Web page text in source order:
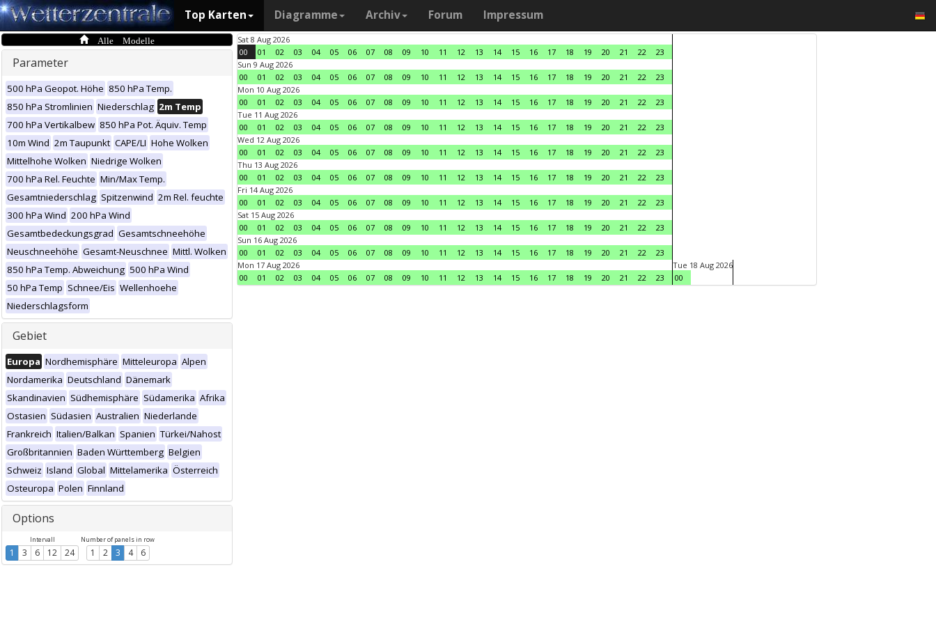
Top Karten Diagramme Archiv Forum Impressum
Alle Modelle
Parameter
500 hPa Geopot. Höhe 850 hPa Temp.
850 hPa Stromlinien Niederschlag 2m Temp
700 hPa Vertikalbew 850 hPa Pot. Äquiv. Temp
10m Wind 2m Taupunkt CAPE/LI Hohe Wolken
Mittelhohe Wolken Niedrige Wolken
700 hPa Rel. Feuchte Min/Max Temp.
Gesamtniederschlag Spitzenwind 2m Rel. feuchte
300 hPa Wind 200 hPa Wind
Gesamtbedeckungsgrad Gesamtschneehöhe
Neuschneehöhe Gesamt-Neuschnee Mittl. Wolken
850 hPa Temp. Abweichung 500 hPa Wind
50 hPa Temp Schnee/Eis Wellenhoehe
Niederschlagsform
Gebiet
Europa Nordhemisphäre Mitteleuropa Alpen
Nordamerika Deutschland Dänemark
Skandinavien Südhemisphäre Südamerika Afrika
Ostasien Südasien Australien Niederlande
Frankreich Italien/Balkan Spanien Türkei/Nahost
Großbritannien Baden Württemberg Belgien
Schweiz Island Global Mittelamerika Österreich
Osteuropa Polen Finnland
Options
Intervall
1 3 6 12 24
Number of panels in row
1 2 3 4 6
Sat 8 Aug 2026
00
01 02 03 04 05 06 07 08 09 10 11 12 13 14 15 16 17 18 19 20 21 22
23
Sun 9 Aug 2026
00
01 02 03 04 05 06 07 08 09 10 11 12 13 14 15 16 17 18 19 20 21 22
23
Mon 10 Aug 2026
00
01 02 03 04 05 06 07 08 09 10 11 12 13 14 15 16 17 18 19 20 21 22
23
Tue 11 Aug 2026
00
01 02 03 04 05 06 07 08 09 10 11 12 13 14 15 16 17 18 19 20 21 22
23
Wed 12 Aug 2026
00
01 02 03 04 05 06 07 08 09 10 11 12 13 14 15 16 17 18 19 20 21 22
23
Thu 13 Aug 2026
00
01 02 03 04 05 06 07 08 09 10 11 12 13 14 15 16 17 18 19 20 21 22
23
Fri 14 Aug 2026
00
01 02 03 04 05 06 07 08 09 10 11 12 13 14 15 16 17 18 19 20 21 22
23
Sat 15 Aug 2026
00
01 02 03 04 05 06 07 08 09 10 11 12 13 14 15 16 17 18 19 20 21 22
23
Sun 16 Aug 2026
00
01 02 03 04 05 06 07 08 09 10 11 12 13 14 15 16 17 18 19 20 21 22
23
Mon 17 Aug 2026
00
01 02 03 04 05 06 07 08 09 10 11 12 13 14 15 16 17 18 19 20 21 22 23
Tue 18 Aug 2026
00